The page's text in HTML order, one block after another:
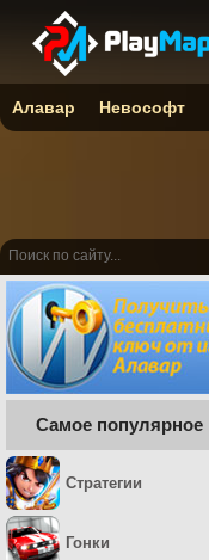
Самое популярное
Стратегии
Гонки
Алавар Невософт